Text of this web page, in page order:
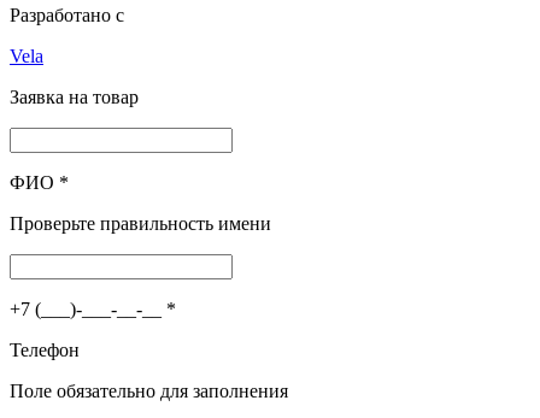
Разработано с
Vela
Заявка на товар
ФИО *
Проверьте правильность имени
+7 (___)-___-__-__ *
Телефон
Поле обязательно для заполнения